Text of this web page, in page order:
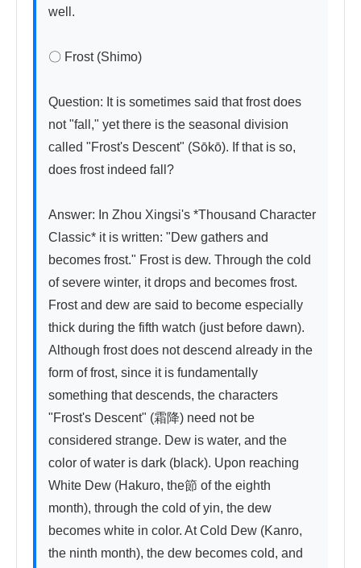
well.
〇 Frost (Shimo)
Question: It is sometimes said that frost does
not "fall," yet there is the seasonal division
called "Frost's Descent" (Sōkō). If that is so,
does frost indeed fall?
Answer: In Zhou Xingsi's *Thousand Character
Classic* it is written: "Dew gathers and
becomes frost." Frost is dew. Through the cold
of severe winter, it drops and becomes frost.
Frost and dew are said to become especially
thick during the fifth watch (just before dawn).
Although frost does not descend already in the
form of frost, since it is fundamentally
something that descends, the characters
"Frost's Descent" (霜降) need not be
considered strange. Dew is water, and the
color of water is dark (black). Upon reaching
White Dew (Hakuro, the節 of the eighth
month), through the cold of yin, the dew
becomes white in color. At Cold Dew (Kanro,
the ninth month), the dew becomes cold, and